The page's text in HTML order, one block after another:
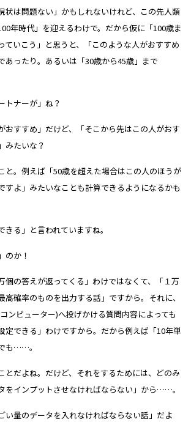
状は問題ない」かもしれないけれど、この先人類
年時代」を迎えるわけで。だから仮に「100歳ま
ていこう」と思うと、「このような人がおすすめ
あったり。あるいは「30歳から45歳」まで
トナーが」ね？
おすすめ」だけど、「そこから先はこの人がおす
みたいな？
と。例えば「50歳を超えた場合はこの人のほうが
すよ」みたいなことも計算できるようになるかも
きる」と言われていますね。
のか！
個の答えが返ってくる」わけではなくて、「１万
高確率のものを出力する話」ですから。それに、
ンピューター)へ投げかける質問内容によっても
定できる」わけですから。だから例えば「10年単
も……。
とだよね。だけど、それをするためには、どのみ
をインプットさせなければならない」から……。
い量のデータを入れなければならない話」だよ